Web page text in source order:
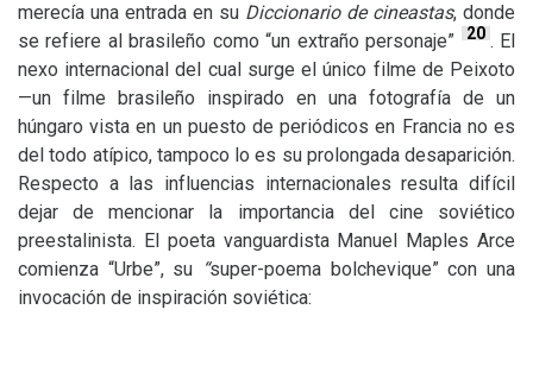
merecía una entrada en su Diccionario de cineastas, donde
se refiere al brasileño como “un extraño personaje”
20 . El
nexo internacional del cual surge el único filme de Peixoto
—un filme brasileño inspirado en una fotografía de un
húngaro vista en un puesto de periódicos en Francia no es
del todo atípico, tampoco lo es su prolongada desaparición.
Respecto a las influencias internacionales resulta difícil
dejar de mencionar la importancia del cine soviético
preestalinista. El poeta vanguardista Manuel Maples Arce
comienza “Urbe”, su “super-poema bolchevique” con una
invocación de inspiración soviética: